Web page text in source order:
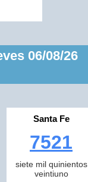
06/08/26
Santa Fe
7521
siete mil quinientos
veintiuno